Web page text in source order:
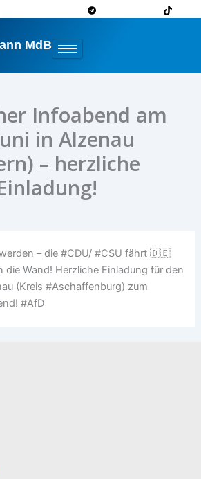
MdB
Infoabend am
in Alzenau
– herzliche
– die #CDU/ #CSU fährt 🇩🇪
die Wand! Herzliche Einladung für den
(Kreis #Aschaffenburg) zum
#AfD